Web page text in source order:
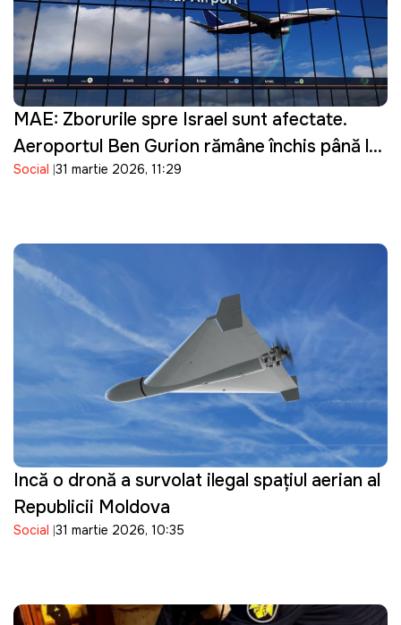
MAE: Zborurile spre Israel sunt afectate.
Aeroportul Ben Gurion rămâne închis până la
16 aprilie
Social 31 martie 2026, 11:29
Incă o dronă a survolat ilegal spațiul aerian al
Republicii Moldova
Social 31 martie 2026, 10:35